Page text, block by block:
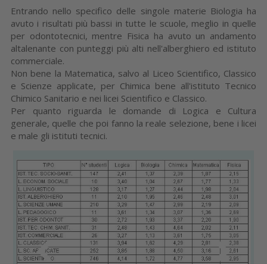
Entrando nello specifico delle singole materie Biologia ha
avuto i risultati più bassi in tutte le scuole, meglio in quelle
per odontotecnici, mentre Fisica ha avuto un andamento
altalenante con punteggi più alti nell'alberghiero ed istituto
commerciale.
Non bene la Matematica, salvo al Liceo Scientifico, Classico
e Scienze applicate, per Chimica bene all'istituto Tecnico
Chimico Sanitario e nei licei Scientifico e Classico.
Per quanto riguarda le domande di Logica e Cultura
generale, quelle che poi fanno la reale selezione, bene i licei
e male gli istituti tecnici.